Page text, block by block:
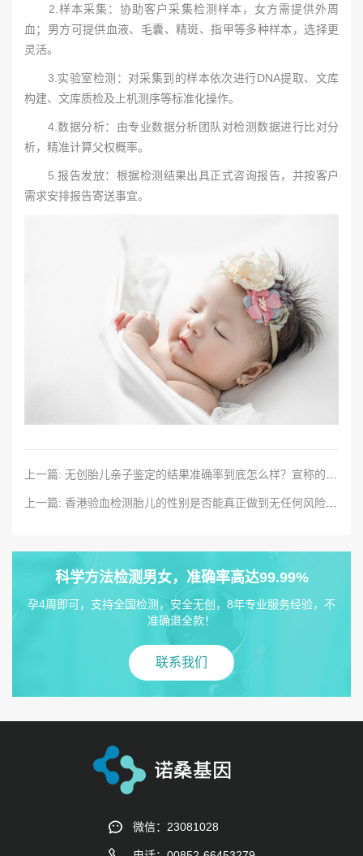
2.样本采集：协助客户采集检测样本，女方需提供外周
血；男方可提供血液、毛囊、精斑、指甲等多种样本，选择更
灵活。
3.实验室检测：对采集到的样本依次进行DNA提取、文库
构建、文库质检及上机测序等标准化操作。
4.数据分析：由专业数据分析团队对检测数据进行比对分
析，精准计算父权概率。
5.报告发放：根据检测结果出具正式咨询报告，并按客户
需求安排报告寄送事宜。
科学方法检测男女，准确率高达99.99%
孕4周即可，支持全国检测，安全无创，8年专业服务经验，不
准确退全款！
联系我们
微信：23081028